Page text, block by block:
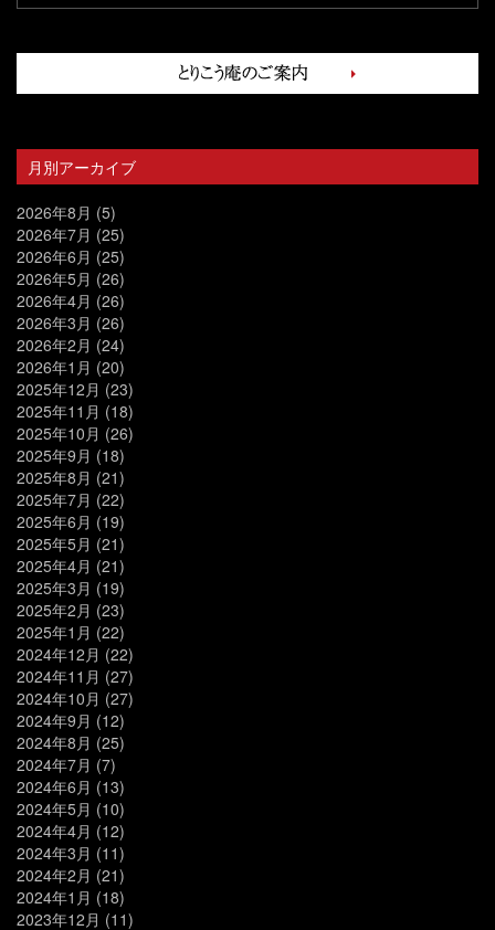
月別アーカイブ
2026年8月 (5)
2026年7月 (25)
2026年6月 (25)
2026年5月 (26)
2026年4月 (26)
2026年3月 (26)
2026年2月 (24)
2026年1月 (20)
2025年12月 (23)
2025年11月 (18)
2025年10月 (26)
2025年9月 (18)
2025年8月 (21)
2025年7月 (22)
2025年6月 (19)
2025年5月 (21)
2025年4月 (21)
2025年3月 (19)
2025年2月 (23)
2025年1月 (22)
2024年12月 (22)
2024年11月 (27)
2024年10月 (27)
2024年9月 (12)
2024年8月 (25)
2024年7月 (7)
2024年6月 (13)
2024年5月 (10)
2024年4月 (12)
2024年3月 (11)
2024年2月 (21)
2024年1月 (18)
2023年12月 (11)